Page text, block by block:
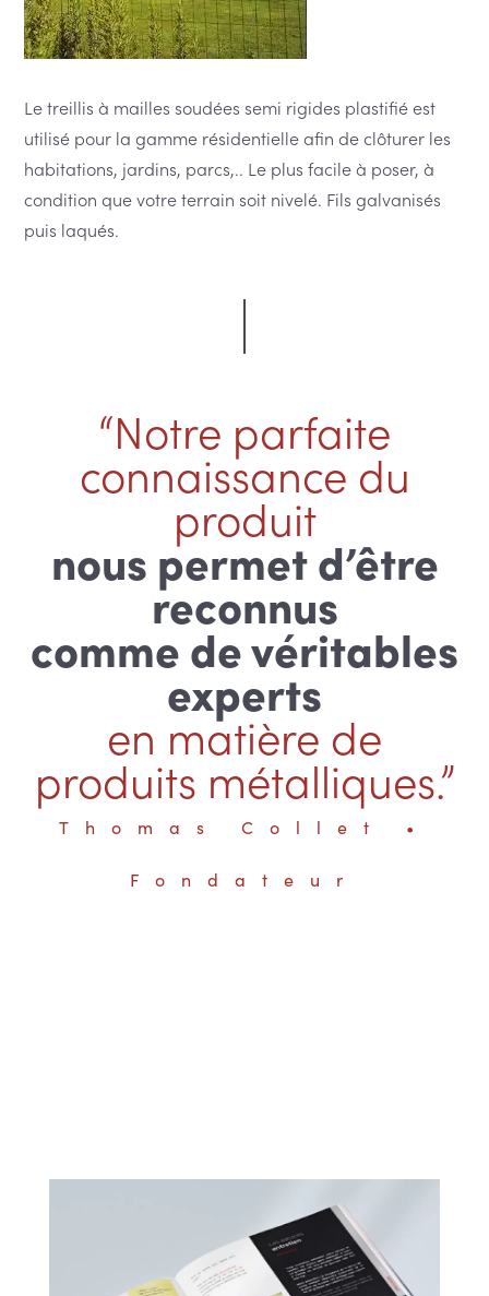
Le treillis à mailles soudées semi rigides plastifié est
utilisé pour la gamme résidentielle afin de clôturer les
habitations, jardins, parcs,.. Le plus facile à poser, à
condition que votre terrain soit nivelé. Fils galvanisés
puis laqués.
“Notre parfaite
connaissance du
produit
nous permet d’être
reconnus
comme de véritables
experts
en matière de
produits métalliques.”
Thomas Collet •
Fondateur